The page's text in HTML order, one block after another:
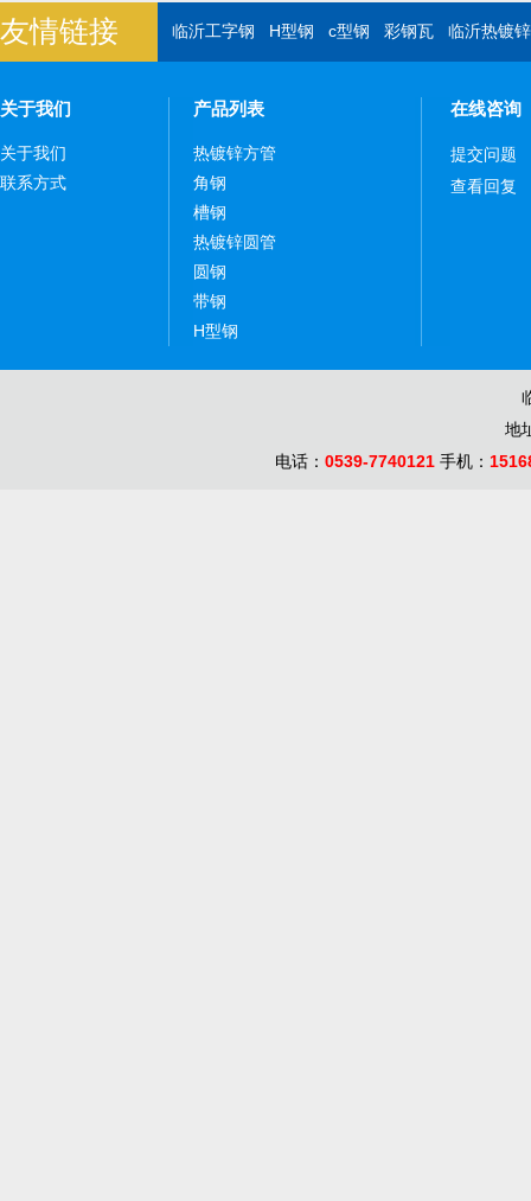
友情链接 临沂工字钢 H型钢 c型钢 彩钢瓦 临沂热镀
关于我们
关于我们
联系方式
产品列表
热镀锌方管
角钢
槽钢
热镀锌圆管
圆钢
带钢
H型钢
在线咨询
提交问题
查看回复
地
电话： 0539-7740121手机：